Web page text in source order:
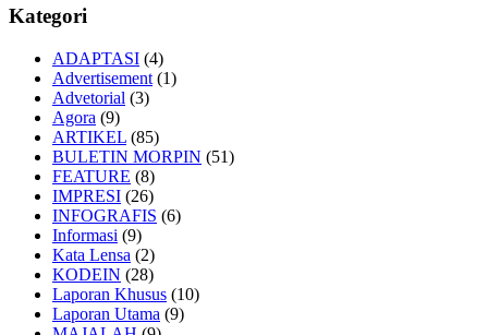
Kategori
ADAPTASI (4)
Advertisement (1)
Advetorial (3)
Agora (9)
ARTIKEL (85)
BULETIN MORPIN (51)
FEATURE (8)
IMPRESI (26)
INFOGRAFIS (6)
Informasi (9)
Kata Lensa (2)
KODEIN (28)
Laporan Khusus (10)
Laporan Utama (9)